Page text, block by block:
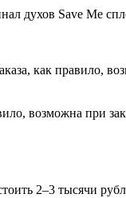
духов Save Me
как правило,
возможна при
2–3 тысячи